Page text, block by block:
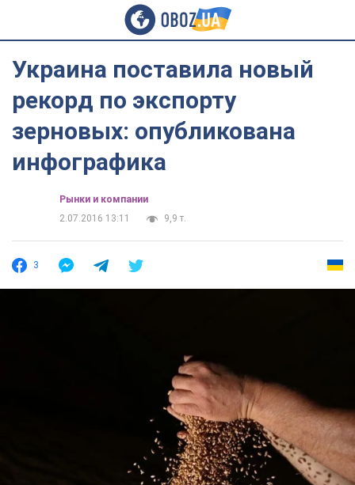
Украина поставила новый
рекорд по экспорту
зерновых: опубликована
инфографика
Рынки и компании
2.07.2016 13:11
9,9 т.
3